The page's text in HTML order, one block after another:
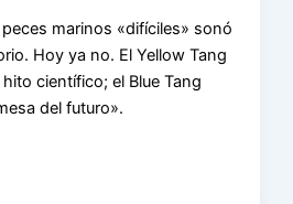
marinos «difíciles» sonó
Hoy ya no. El Yellow Tang
científico; el Blue Tang
del futuro».